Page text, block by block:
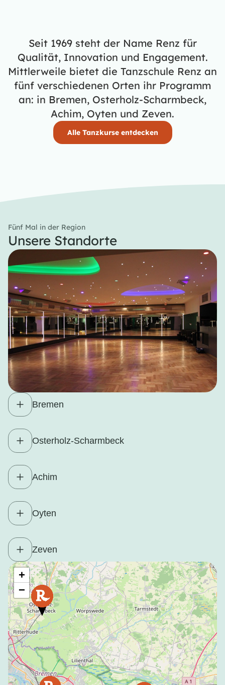
Seit 1969 steht der Name Renz für
Qualität, Innovation und Engagement.
Mittlerweile bietet die Tanzschule Renz an
fünf verschiedenen Orten ihr Programm
an: in Bremen, Osterholz-Scharmbeck,
Achim, Oyten und Zeven.
Alle Tanzkurse entdecken
Fünf Mal in der Region
Unsere Standorte
Bremen
Osterholz-Scharmbeck
Achim
Oyten
Zeven
+
−